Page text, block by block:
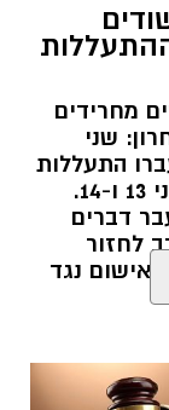
הלאומי של
שוטרי ימ"ר
בני 13 ו-14 חשודים
מחרידים
שני
ועברו התעללות
מינית קשה על ידי חבורת קטינים בני 13 ו-14.
דברים
לחזור
אישום נגד